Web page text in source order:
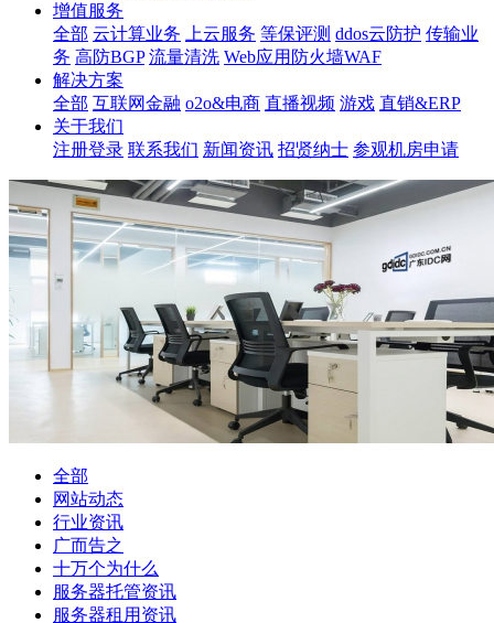
增值服务
全部 云计算业务 上云服务 等保评测 ddos云防护 传输业
务 高防BGP 流量清洗 Web应用防火墙WAF
解决方案
全部 互联网金融 o2o&电商 直播视频 游戏 直销&ERP
关于我们
注册登录 联系我们 新闻资讯 招贤纳士 参观机房申请
全部
网站动态
行业资讯
广而告之
十万个为什么
服务器托管资讯
服务器租用资讯